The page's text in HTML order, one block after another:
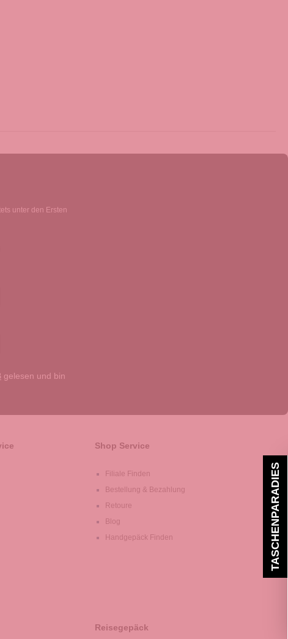
unter den Ersten
gelesen und bin
Shop Service
Filiale Finden
Bestellung & Bezahlung
Retoure
Blog
Handgepäck Finden
Reisegepäck
TASCHENPARADIES